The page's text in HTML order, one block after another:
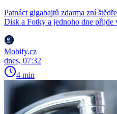
Patnáct gigabajtů zdarma zní
Disk a Fotky a jednoho dne přijde
Mobify.cz
dnes, 07:32
4 min